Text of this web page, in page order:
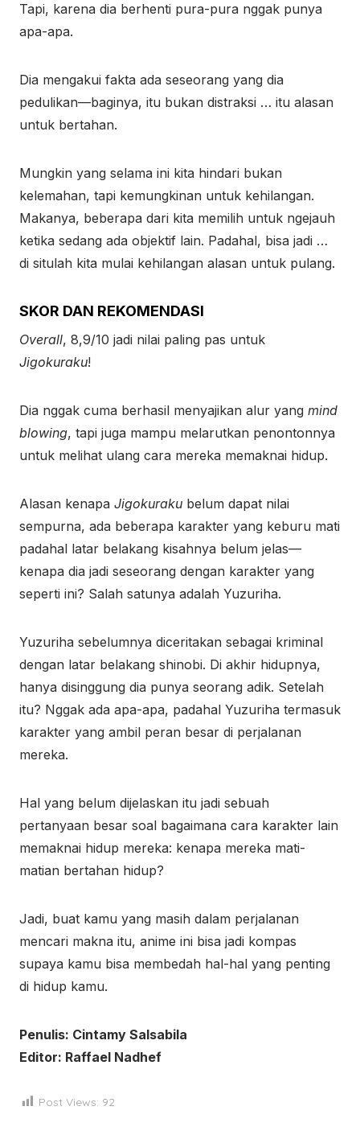
Tapi, karena dia berhenti pura-pura nggak punya
apa-apa.
Dia mengakui fakta ada seseorang yang dia
pedulikan—baginya, itu bukan distraksi … itu alasan
untuk bertahan.
Mungkin yang selama ini kita hindari bukan
kelemahan, tapi kemungkinan untuk kehilangan.
Makanya, beberapa dari kita memilih untuk ngejauh
ketika sedang ada objektif lain. Padahal, bisa jadi …
di situlah kita mulai kehilangan alasan untuk pulang.
SKOR DAN REKOMENDASI
Overall, 8,9/10 jadi nilai paling pas untuk
Jigokuraku!
Dia nggak cuma berhasil menyajikan alur yang mind
blowing, tapi juga mampu melarutkan penontonnya
untuk melihat ulang cara mereka memaknai hidup.
Alasan kenapa Jigokuraku belum dapat nilai
sempurna, ada beberapa karakter yang keburu mati
padahal latar belakang kisahnya belum jelas—
kenapa dia jadi seseorang dengan karakter yang
seperti ini? Salah satunya adalah Yuzuriha.
Yuzuriha sebelumnya diceritakan sebagai kriminal
dengan latar belakang shinobi. Di akhir hidupnya,
hanya disinggung dia punya seorang adik. Setelah
itu? Nggak ada apa-apa, padahal Yuzuriha termasuk
karakter yang ambil peran besar di perjalanan
mereka.
Hal yang belum dijelaskan itu jadi sebuah
pertanyaan besar soal bagaimana cara karakter lain
memaknai hidup mereka: kenapa mereka mati-
matian bertahan hidup?
Jadi, buat kamu yang masih dalam perjalanan
mencari makna itu, anime ini bisa jadi kompas
supaya kamu bisa membedah hal-hal yang penting
di hidup kamu.
Penulis: Cintamy Salsabila
Editor: Raffael Nadhef
Post Views: 92